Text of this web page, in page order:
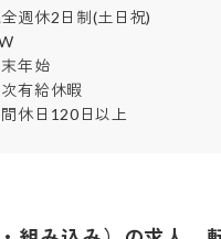
週休2日制(土日祝)
年始
有給休暇
休日120日以上